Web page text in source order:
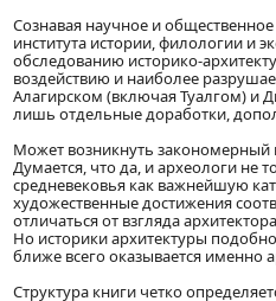
Сознавая научное и
института истории, филологии и
обследованию историко-
воздействию и наиболее
Алагирском (включая Туалгом) и
лишь отдельные доработки,
Может возникнуть закономерный
Думается, что да, и археологи не
средневековья как важнейшую
художественные достижения
отличаться от взгляда
Но историки архитектуры
ближе всего оказывается именно
Структура книги четко